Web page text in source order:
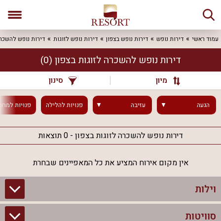
עמוד ראשי דירות נופש דירות נופש בצפון דירות נופש לזוגות דירות נופש
דירות נופש להשכרה לזוגות בצפון (0)
מיון סינון
הגעה עזיבה פנויותלהלילה פנויות
דירות נופש להשכרה לזוגות בצפון - 0 תוצאות
אין מקום אירוח המציע את כל המאפיינים שבחרת
וילות
סוויטות